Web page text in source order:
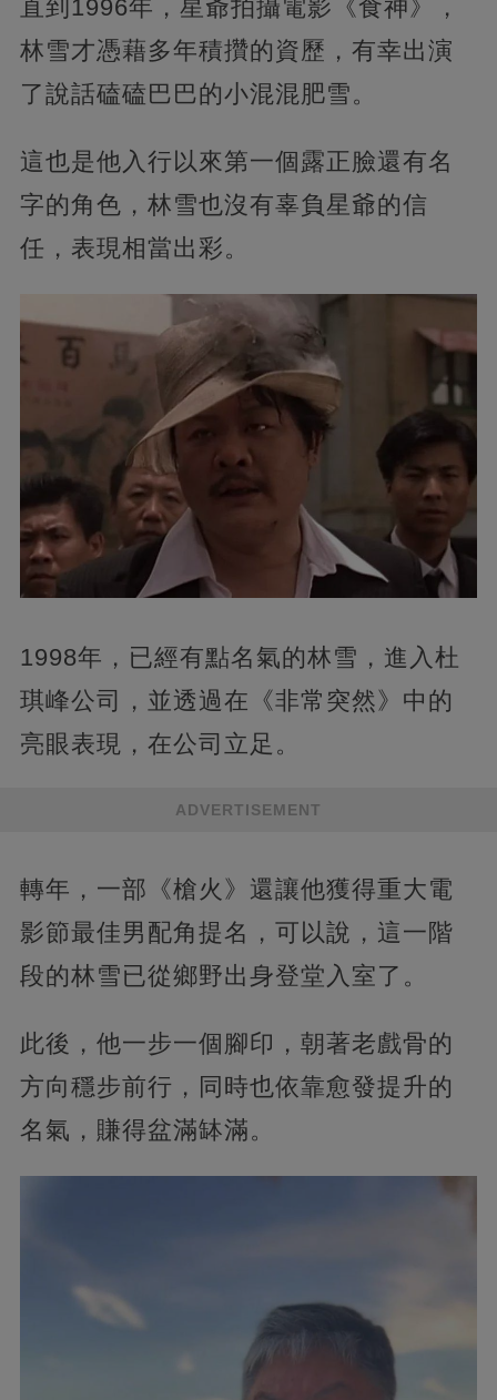
直到1996年，星爺拍攝電影《食神》，
林雪才憑藉多年積攢的資歷，有幸出演
了說話磕磕巴巴的小混混肥雪。
這也是他入行以來第一個露正臉還有名
字的角色，林雪也沒有辜負星爺的信
任，表現相當出彩。
1998年，已經有點名氣的林雪，進入杜
琪峰公司，並透過在《非常突然》中的
亮眼表現，在公司立足。
ADVERTISEMENT
轉年，一部《槍火》還讓他獲得重大電
影節最佳男配角提名，可以說，這一階
段的林雪已從鄉野出身登堂入室了。
此後，他一步一個腳印，朝著老戲骨的
方向穩步前行，同時也依靠愈發提升的
名氣，賺得盆滿缽滿。